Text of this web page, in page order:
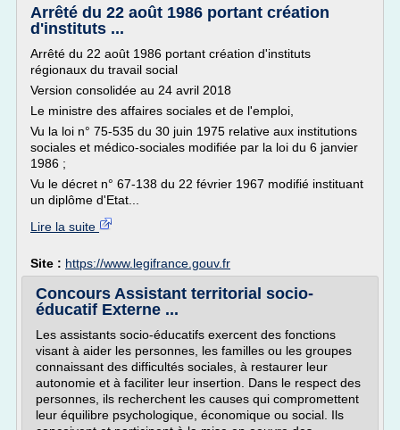
Arrêté du 22 août 1986 portant création
d'instituts ...
Arrêté du 22 août 1986 portant création d'instituts
régionaux du travail social
Version consolidée au 24 avril 2018
Le ministre des affaires sociales et de l'emploi,
Vu la loi n° 75-535 du 30 juin 1975 relative aux institutions
sociales et médico-sociales modifiée par la loi du 6 janvier
1986 ;
Vu le décret n° 67-138 du 22 février 1967 modifié instituant
un diplôme d'Etat...
Lire la suite
Site : https://www.legifrance.gouv.fr
Concours Assistant territorial socio-
éducatif Externe ...
Les assistants socio-éducatifs exercent des fonctions
visant à aider les personnes, les familles ou les groupes
connaissant des difficultés sociales, à restaurer leur
autonomie et à faciliter leur insertion. Dans le respect des
personnes, ils recherchent les causes qui compromettent
leur équilibre psychologique, économique ou social. Ils